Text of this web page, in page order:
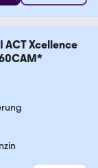
ACT Xcellence